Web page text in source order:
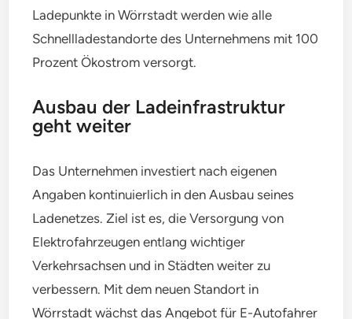
Ladepunkte in Wörrstadt werden wie alle
Schnellladestandorte des Unternehmens mit 100
Prozent Ökostrom versorgt.
Ausbau der Ladeinfrastruktur
geht weiter
Das Unternehmen investiert nach eigenen
Angaben kontinuierlich in den Ausbau seines
Ladenetzes. Ziel ist es, die Versorgung von
Elektrofahrzeugen entlang wichtiger
Verkehrsachsen und in Städten weiter zu
verbessern. Mit dem neuen Standort in
Wörrstadt wächst das Angebot für E-Autofahrer